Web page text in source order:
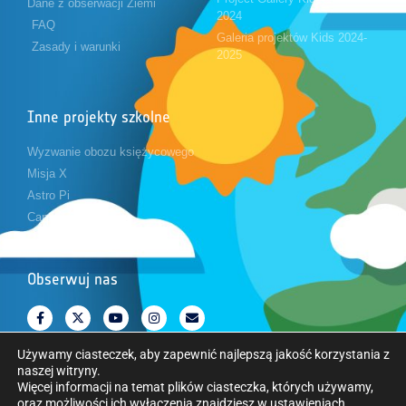
Dane z obserwacji Ziemi
FAQ
Zasady i warunki
2024
Galeria projektów Kids 2024-
2025
Inne projekty szkolne
Wyzwanie obozu księżycowego
Misja X
Astro Pi
CanSat
Obserwuj nas
Używamy ciasteczek, aby zapewnić najlepszą jakość korzystania z
naszej witryny.
Więcej informacji na temat plików ciasteczka, których używamy,